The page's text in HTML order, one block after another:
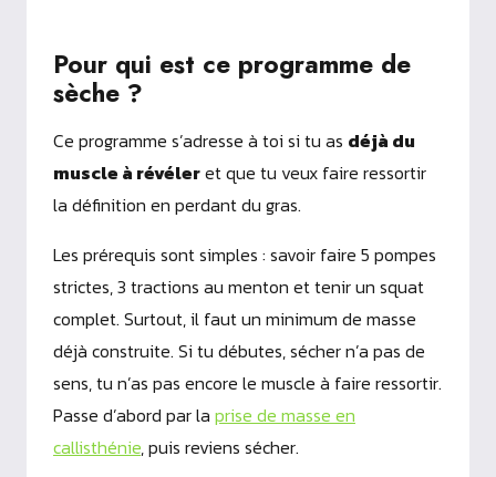
Pour qui est ce programme de
sèche ?
Ce programme s’adresse à toi si tu as déjà du
muscle à révéleret que tu veux faire ressortir
la définition en perdant du gras.
Les prérequis sont simples : savoir faire 5 pompes
strictes, 3 tractions au menton et tenir un squat
complet. Surtout, il faut un minimum de masse
déjà construite. Si tu débutes, sécher n’a pas de
sens, tu n’as pas encore le muscle à faire ressortir.
Passe d’abord par la prise de masse en
callisthénie, puis reviens sécher.